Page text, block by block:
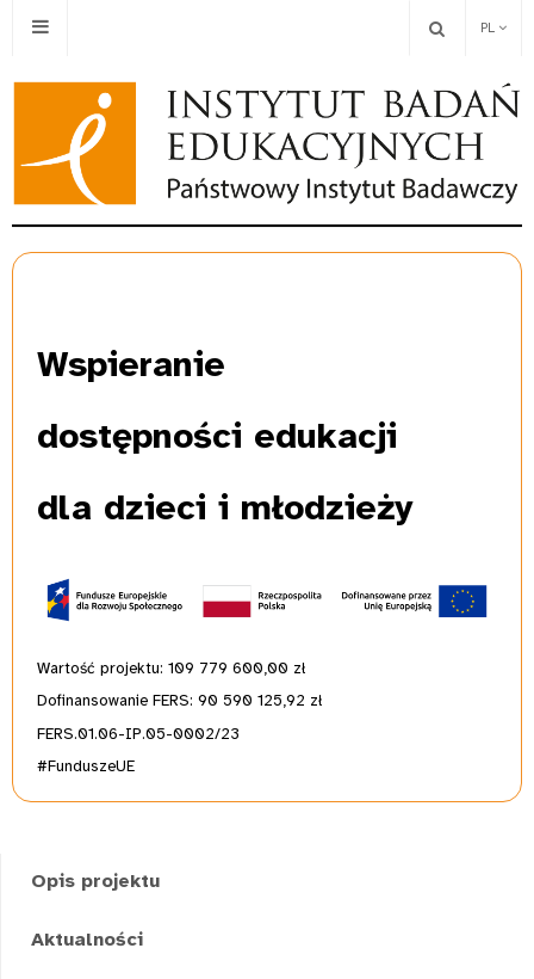
PL
Wspieranie
dostępności edukacji
dla dzieci i młodzieży
Wartość projektu: 109 779 600,00 zł
Dofinansowanie FERS: 90 590 125,92 zł
FERS.01.06-IP.05-0002/23
#FunduszeUE
Opis projektu
Aktualności